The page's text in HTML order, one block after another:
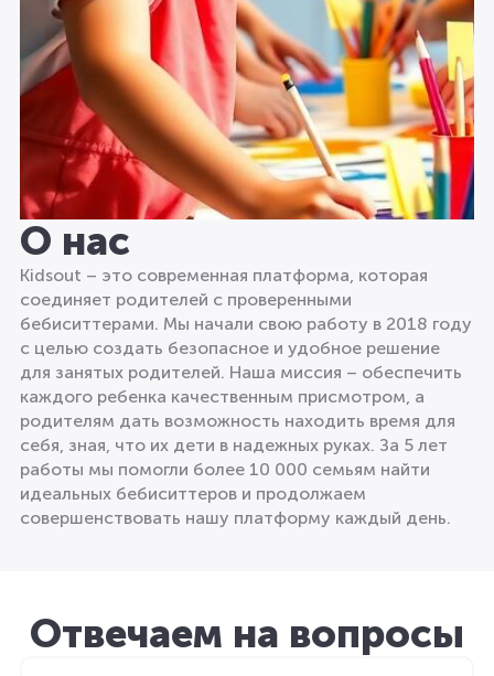
О нас
Kidsout – это современная платформа, которая
соединяет родителей с проверенными
бебиситтерами. Мы начали свою работу в 2018 году
с целью создать безопасное и удобное решение
для занятых родителей. Наша миссия – обеспечить
каждого ребенка качественным присмотром, а
родителям дать возможность находить время для
себя, зная, что их дети в надежных руках. За 5 лет
работы мы помогли более 10 000 семьям найти
идеальных бебиситтеров и продолжаем
совершенствовать нашу платформу каждый день.
Отвечаем на вопросы